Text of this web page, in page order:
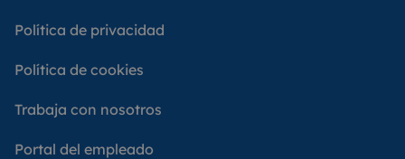
Política de privacidad
Política de cookies
Trabaja con nosotros
Portal del empleado